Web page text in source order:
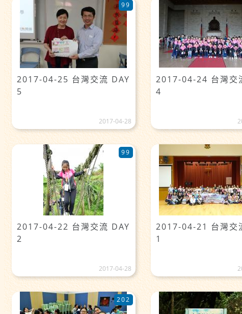
2017-04-25 台灣交流 DAY
5
99
2017-04-28
2017-04-24 台灣交
4
2017-04-22 台灣交流 DAY
2
99
2017-04-28
2017-04-21 台灣交
1
202